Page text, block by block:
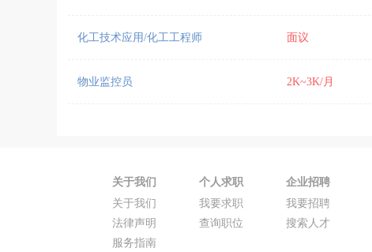
化工技术应用/化工工程师 面议
物业监控员 2K~3K/月
关于我们
关于我们
法律声明
服务指南
个人求职
我要求职
查询职位
企业招聘
我要招聘
搜索人才